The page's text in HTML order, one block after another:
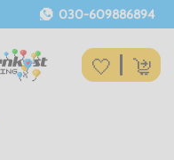
030-609886894